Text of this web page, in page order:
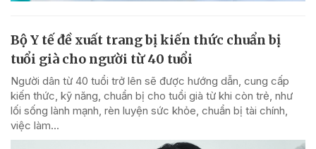
Bộ Y tế đề xuất trang bị kiến thức chuẩn bị
tuổi già cho người từ 40 tuổi
Người dân từ 40 tuổi trở lên sẽ được hướng dẫn, cung cấp
kiến thức, kỹ năng, chuẩn bị cho tuổi già từ khi còn trẻ, như
lối sống lành mạnh, rèn luyện sức khỏe, chuẩn bị tài chính,
việc làm...